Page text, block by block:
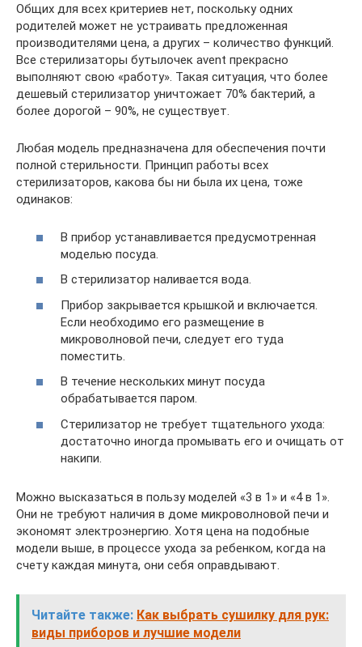
Общих для всех критериев нет, поскольку одних
родителей может не устраивать предложенная
производителями цена, а других – количество функций.
Все стерилизаторы бутылочек avent прекрасно
выполняют свою «работу». Такая ситуация, что более
дешевый стерилизатор уничтожает 70% бактерий, а
более дорогой – 90%, не существует.
Любая модель предназначена для обеспечения почти
полной стерильности. Принцип работы всех
стерилизаторов, какова бы ни была их цена, тоже
одинаков:
В прибор устанавливается предусмотренная
моделью посуда.
В стерилизатор наливается вода.
Прибор закрывается крышкой и включается.
Если необходимо его размещение в
микроволновой печи, следует его туда
поместить.
В течение нескольких минут посуда
обрабатывается паром.
Стерилизатор не требует тщательного ухода:
достаточно иногда промывать его и очищать от
накипи.
Можно высказаться в пользу моделей «3 в 1» и «4 в 1».
Они не требуют наличия в доме микроволновой печи и
экономят электроэнергию. Хотя цена на подобные
модели выше, в процессе ухода за ребенком, когда на
счету каждая минута, они себя оправдывают.
Читайте также: Как выбрать сушилку для рук:
виды приборов и лучшие модели